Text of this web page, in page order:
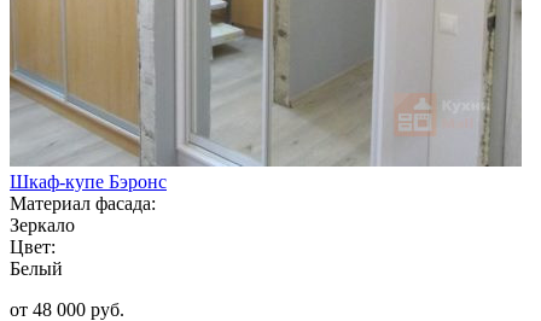
Шкаф-купе Бэронс
Материал фасада:
Зеркало
Цвет:
Белый
от 48 000 руб.